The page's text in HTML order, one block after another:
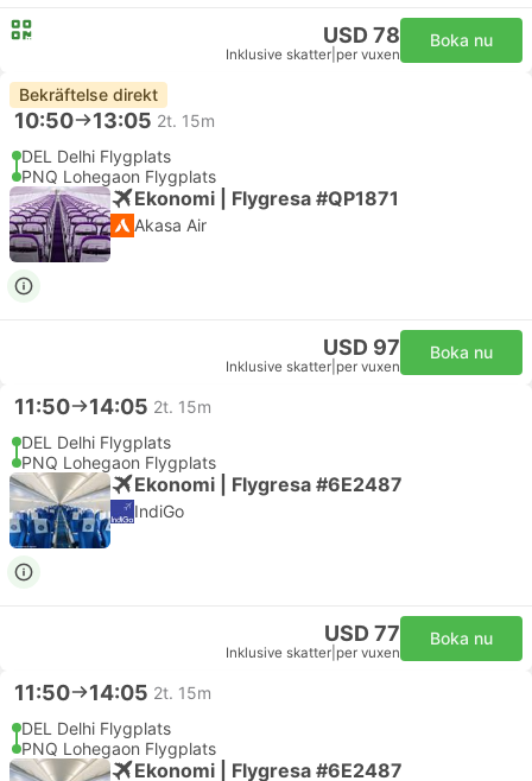
USD 78
Inklusive skatter per vuxen
Boka nu
Bekräftelse direkt
10:50 13:05 2t. 15m
DEL Delhi Flygplats
PNQ Lohegaon Flygplats
Ekonomi | Flygresa #QP1871
Akasa Air
USD 97
Inklusive skatter per vuxen
Boka nu
11:50 14:05 2t. 15m
DEL Delhi Flygplats
PNQ Lohegaon Flygplats
Ekonomi | Flygresa #6E2487
IndiGo
USD 77
Inklusive skatter per vuxen
Boka nu
11:50 14:05 2t. 15m
DEL Delhi Flygplats
PNQ Lohegaon Flygplats
Ekonomi | Flygresa #6E2487